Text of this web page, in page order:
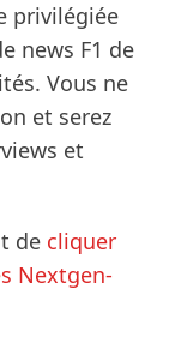
privilégiée
news F1 de
Vous ne
et serez
et
de cliquer
Nextgen-